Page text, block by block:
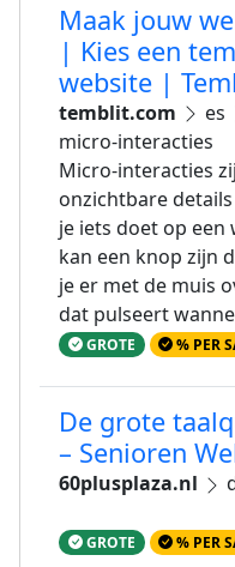
Maak jouw
| Kies een
website |
temblit.com es
micro-interacties
Micro-interacties
onzichtbare
je iets doet op een
kan een knop zijn
je er met de muis
dat pulseert
GROTE % PER
De grote
– Senioren
60plusplaza.nl
GROTE % PER